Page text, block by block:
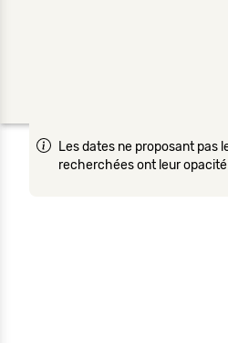
Les dates ne proposant pas
recherchées ont leur